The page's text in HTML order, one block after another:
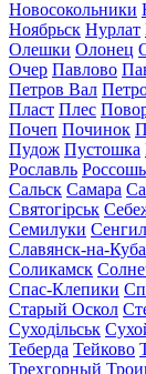
Новосокольники
Ноябрьск Нурлат
Олешки Олонец
Очер Павлово
Петров Вал
Пласт Плес
Почеп Починок
Пудож Пустошка
Рославль Россошь
Сальск Самара
Святогірськ
Семилуки
Славянск-на-
Соликамск
Спас-Клепики
Старый Оскол
Суходільськ
Теберда Тейково
Трехгорный